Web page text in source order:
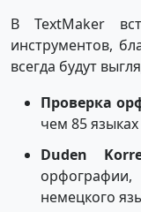
В TextMaker
инструментов,
всегда будут
Проверка
чем 85 языках
Duden
немецкого